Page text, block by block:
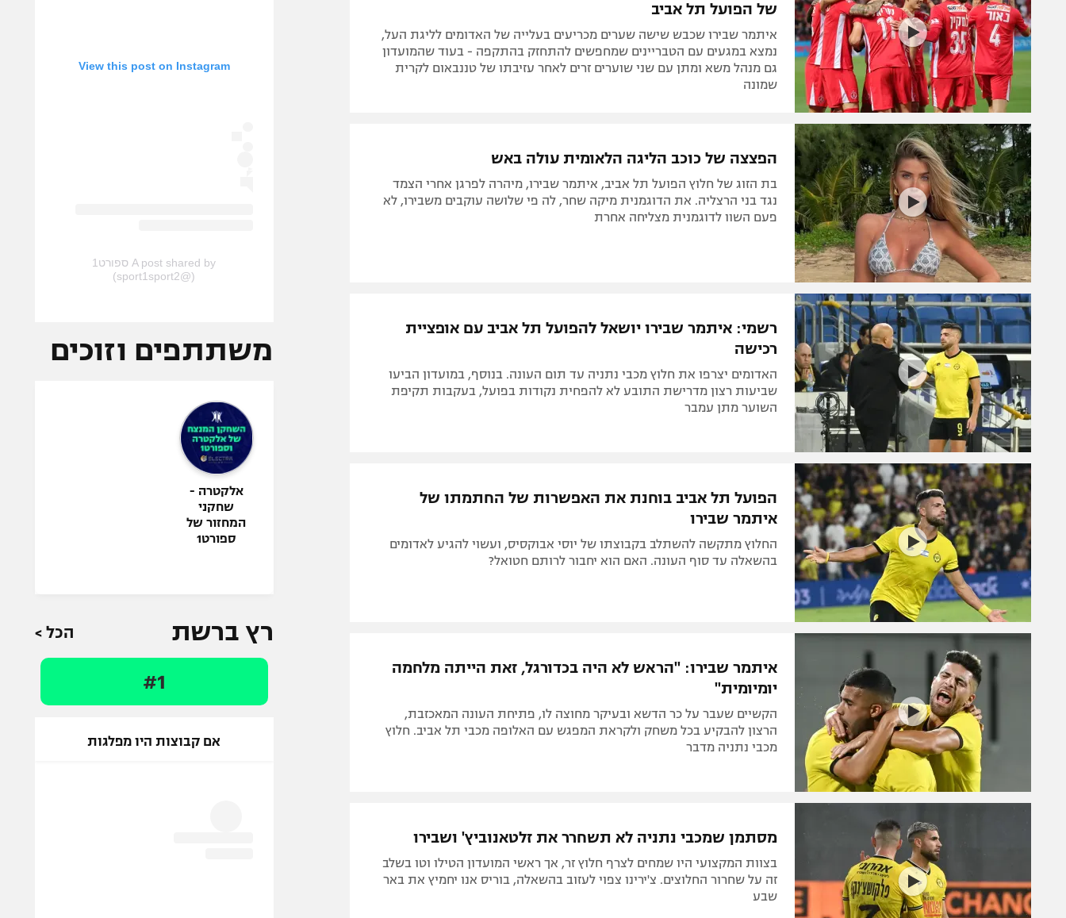
של הפועל תל אביב
איתמר שבירו שכבש שישה שערים מכריעים בעלייה של האדומים לליגת העל,
נמצא במגעים עם הטבריינים שמחפשים להתחזק בהתקפה - בעוד שהמועדון
גם מנהל משא ומתן עם שני שוערים זרים לאחר עזיבתו של טננבאום לקרית
שמונה
הפצצה של כוכב הליגה הלאומית עולה באש ‎
בת הזוג של חלוץ הפועל תל אביב, איתמר שבירו, מיהרה לפרגן אחרי הצמד
נגד בני הרצליה. את הדוגמנית מיקה שחר, לה פי שלושה עוקבים משבירו, לא
פעם השוו לדוגמנית מצליחה אחרת
רשמי: איתמר שבירו יושאל להפועל תל אביב עם אופציית
רכישה
האדומים יצרפו את חלוץ מכבי נתניה עד תום העונה. בנוסף, במועדון הביעו
שביעות רצון מדרישת התובע לא להפחית נקודות בפועל, בעקבות תקיפת
השוער מתן עמבר
הפועל תל אביב בוחנת את האפשרות של החתמתו של
איתמר שבירו
החלוץ מתקשה להשתלב בקבוצתו של יוסי אבוקסיס, ועשוי להגיע לאדומים
בהשאלה עד סוף העונה. האם הוא יחבור לרותם חטואל?
איתמר שבירו: "הראש לא היה בכדורגל, זאת הייתה מלחמה
יומיומית"
הקשיים שעבר על כר הדשא ובעיקר מחוצה לו, פתיחת העונה המאכזבת,
הרצון להבקיע בכל משחק ולקראת המפגש עם האלופה מכבי תל אביב. חלוץ
מכבי נתניה מדבר
מסתמן שמכבי נתניה לא תשחרר את זלטאנוביץ' ושבירו
בצוות המקצועי היו שמחים לצרף חלוץ זר, אך ראשי המועדון הטילו וטו בשלב
זה על שחרור החלוצים. צ'ירינו צפוי לעזוב בהשאלה, בוריס אנו יחמיץ את באר
שבע
View this post on Instagram
A post shared by ספורט1
(@sport1sport2)
משתתפים וזוכים
אלקטרה -
שחקני
המחזור של
ספורט1
רץ ברשת הכל >
#1
אם קבוצות היו מפלגות